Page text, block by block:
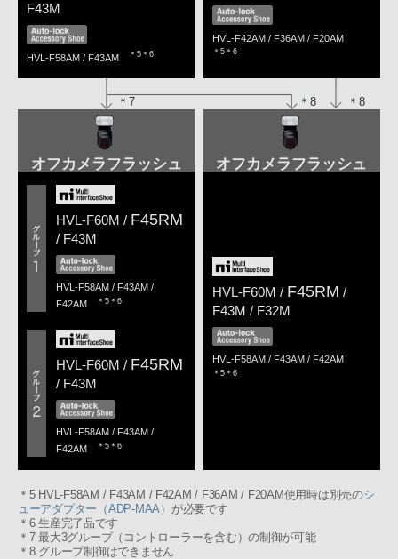
F43M
HVL-F58AM / F43AM ＊5＊6
HVL-F42AM / F36AM / F20AM
＊5＊6
＊7 ＊8 ＊8
オフカメラフラッシュ
HVL-F60M / F45RM
/ F43M
HVL-F58AM / F43AM /
F42AM
＊5＊6
HVL-F60M / F45RM
/ F43M
HVL-F58AM / F43AM /
F42AM
＊5＊6
オフカメラフラッシュ
HVL-F60M / F45RM /
F43M / F32M
HVL-F58AM / F43AM / F42AM
＊5＊6
＊5 HVL-F58AM / F43AM / F42AM / F36AM / F20AM使用時は別売のシ
ューアダプター（ADP-MAA） が必要です
＊6 生産完了品です
＊7 最大3グループ（コントローラーを含む）の制御が可能
＊8 グループ制御はできません